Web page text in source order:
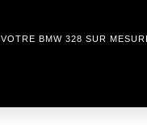
VOTRE BMW 328 SUR